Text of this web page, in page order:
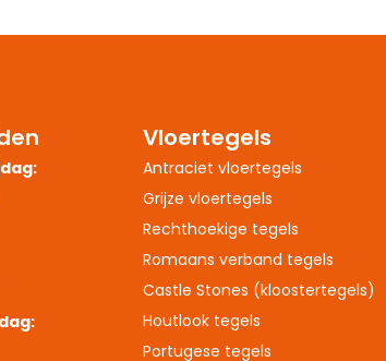
Vloertegels
Antraciet vloertegels
Grijze vloertegels
Rechthoekige tegels
Romaans verband tegels
Castle Stones (kloostertegels)
Houtlook tegels
Portugese tegels